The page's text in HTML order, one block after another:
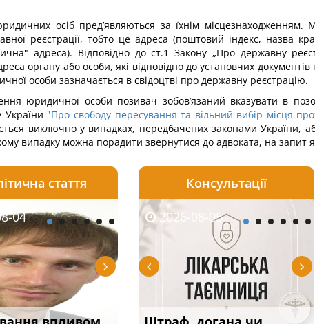
осіб пред’являються за їхнім місцезнаходженням.
реєстрації, тобто це адреса (поштовий індекс, назва
адреса). Відповідно до ст.1 Закону „Про державну
органу або особи, які відповідно до установчих
особи зазначається в свідоцтві про державну реєстрацію.
юридичної особи позивач зобов’язаний вказувати в
України "Про свободу пересування та вільний вибір місця
виключно у випадках, передбачених законами України,
випадку можна порадити звернутися до адвоката, на запит
2026-08-05
стаття
04 2026-08-04
Консультації
07-23 2026-08-05
2026-07-30